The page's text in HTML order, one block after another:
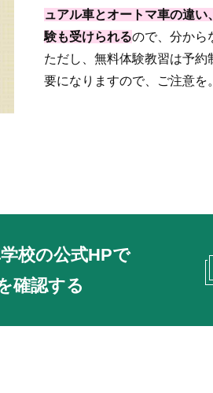
ュアル車とオートマ車の違
験も受けられるので、分から
ただし、無料体験教習は予
要になりますので、ご注意を。
校の公式HPで
確認する